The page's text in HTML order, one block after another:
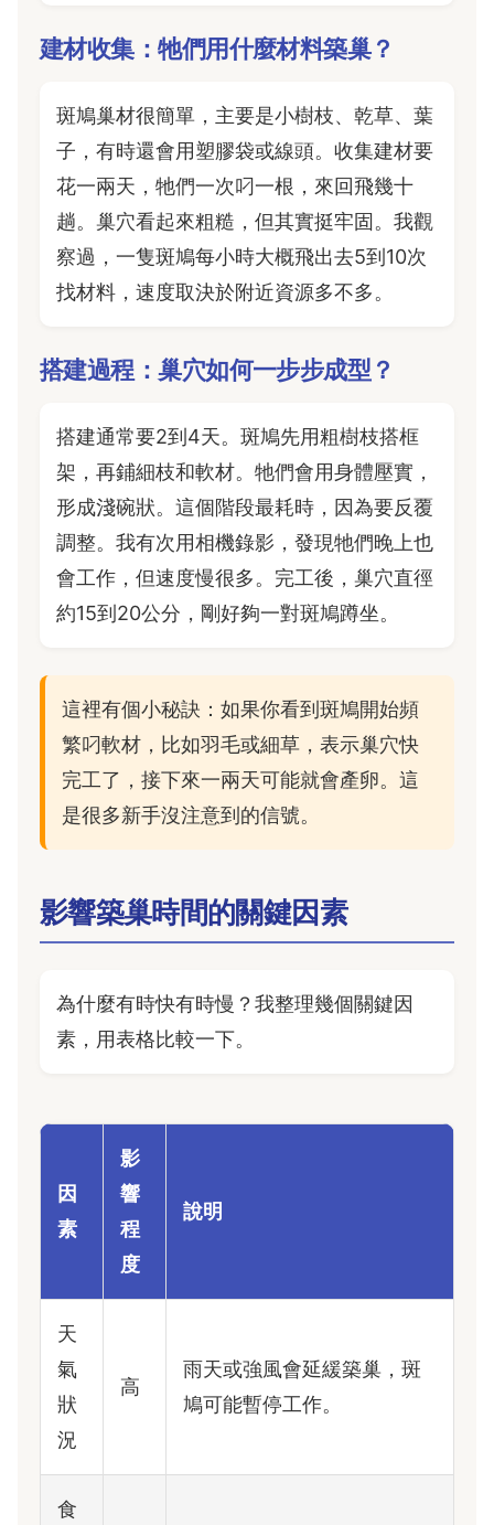
建材收集：牠們用什麼材料築巢？
斑鳩巢材很簡單，主要是小樹枝、乾草、葉
子，有時還會用塑膠袋或線頭。收集建材要
花一兩天，牠們一次叼一根，來回飛幾十
趟。巢穴看起來粗糙，但其實挺牢固。我觀
察過，一隻斑鳩每小時大概飛出去5到10次
找材料，速度取決於附近資源多不多。
搭建過程：巢穴如何一步步成型？
搭建通常要2到4天。斑鳩先用粗樹枝搭框
架，再鋪細枝和軟材。牠們會用身體壓實，
形成淺碗狀。這個階段最耗時，因為要反覆
調整。我有次用相機錄影，發現牠們晚上也
會工作，但速度慢很多。完工後，巢穴直徑
約15到20公分，剛好夠一對斑鳩蹲坐。
這裡有個小秘訣：如果你看到斑鳩開始頻
繁叼軟材，比如羽毛或細草，表示巢穴快
完工了，接下來一兩天可能就會產卵。這
是很多新手沒注意到的信號。
影響築巢時間的關鍵因素
為什麼有時快有時慢？我整理幾個關鍵因
素，用表格比較一下。
因
素
影
響
程
度
說明
天
氣
狀
況
高
雨天或強風會延緩築巢，斑
鳩可能暫停工作。
食